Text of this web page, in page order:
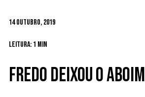
14 Outubro, 2019
Leitura: 1 min
Fredo deixou o Aboim